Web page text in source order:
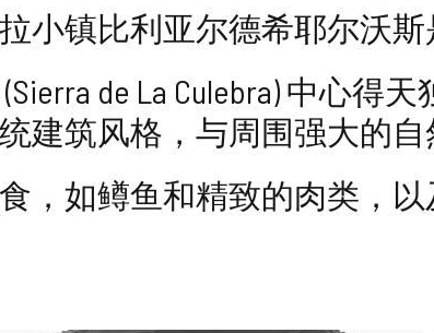
小镇比利亚尔德希耶尔沃斯
de La Culebra) 中心得
建筑风格，与周围强大的自
，如鳟鱼和精致的肉类，